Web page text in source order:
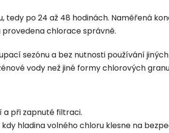
po 24 až 48 hodinách. Naměřená
provedena chlorace správně.
sezónu a bez nutnosti používání
vody než jiné formy chlorových
a při zapnuté filtraci.
hladina volného chloru klesne na